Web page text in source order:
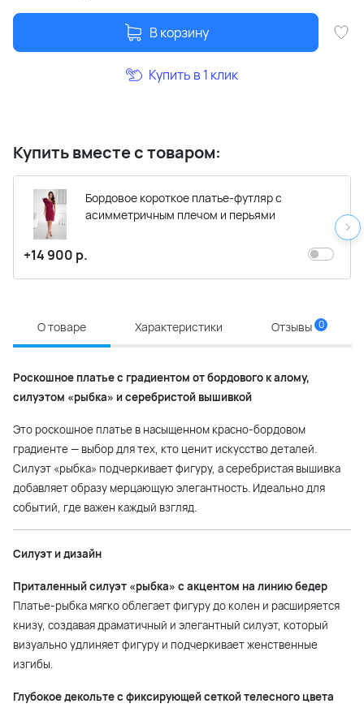
В корзину
Купить в 1 клик
Купить вместе с товаром:
Бордовое короткое платье-футляр с
асимметричным плечом и перьями
+14 900 р.
О товаре Характеристики Отзывы 0
Роскошное платье с градиентом от бордового к алому,
силуэтом «рыбка» и серебристой вышивкой
Это роскошное платье в насыщенном красно-бордовом
градиенте — выбор для тех, кто ценит искусство деталей.
Силуэт «рыбка» подчеркивает фигуру, а серебристая вышивка
добавляет образу мерцающую элегантность. Идеально для
событий, где важен каждый взгляд.
Силуэт и дизайн
Приталенный силуэт «рыбка» с акцентом на линию бедер
Платье-рыбка мягко облегает фигуру до колен и расширяется
книзу, создавая драматичный и элегантный силуэт, который
визуально удлиняет фигуру и подчеркивает женственные
изгибы.
Глубокое декольте с фиксирующей сеткой телесного цвета